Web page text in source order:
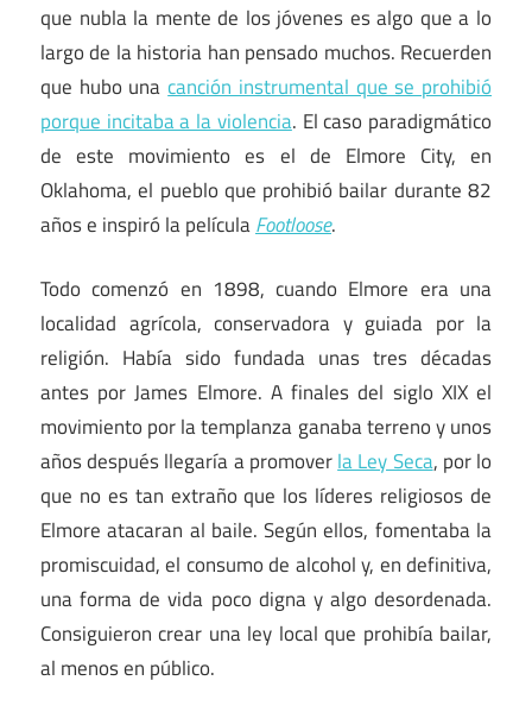
que nubla la mente de los jóvenes es algo que a lo
largo de la historia han pensado muchos. Recuerden
que hubo unacanción instrumental que se prohibió
porque incitaba a la violencia. El caso paradigmático
de este movimiento es el de Elmore City, en
Oklahoma, el pueblo que prohibió bailar durante 82
años e inspiró la películaFootloose.
Todo comenzó en 1898, cuando Elmore era una
localidad agrícola, conservadora y guiada por la
religión. Había sido fundada unas tres décadas
antes por James Elmore. A finales del siglo XIX el
movimiento por la templanza ganaba terreno y unos
años después llegaría a promoverla Ley Seca, por lo
que no es tan extraño que los líderes religiosos de
Elmore atacaran al baile. Según ellos, fomentaba la
promiscuidad, el consumo de alcohol y, en definitiva,
una forma de vida poco digna y algo desordenada.
Consiguieron crear una ley local que prohibía bailar,
al menos en público.